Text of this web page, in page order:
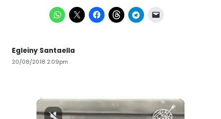
Egleiny Santaella
20/08/2018 2:09pm